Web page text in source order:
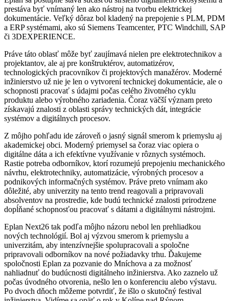
prestáva byť vnímaný len ako nástroj na tvorbu elektrickej
dokumentácie. Veľký dôraz bol kladený na prepojenie s PLM, PDM
a ERP systémami, ako sú Siemens Teamcenter, PTC Windchill, SAP
či 3DEXPERIENCE.
Práve táto oblasť môže byť zaujímavá nielen pre elektrotechnikov a
projektantov, ale aj pre konštruktérov, automatizérov,
technologických pracovníkov či projektových manažérov. Moderné
inžinierstvo už nie je len o vytvorení technickej dokumentácie, ale o
schopnosti pracovať s údajmi počas celého životného cyklu
produktu alebo výrobného zariadenia. Čoraz väčší význam preto
získavajú znalosti z oblasti správy technických dát, integrácie
systémov a digitálnych procesov.
Z môjho pohľadu ide zároveň o jasný signál smerom k priemyslu aj
akademickej obci. Moderný priemysel sa čoraz viac opiera o
digitálne dáta a ich efektívne využívanie v rôznych systémoch.
Rastie potreba odborníkov, ktorí rozumejú prepojeniu mechanického
návrhu, elektrotechniky, automatizácie, výrobných procesov a
podnikových informačných systémov. Práve preto vnímam ako
dôležité, aby univerzity na tento trend reagovali a pripravovali
absolventov na prostredie, kde budú technické znalosti prirodzene
dopĺňané schopnosťou pracovať s dátami a digitálnymi nástrojmi.
Eplan Next26 tak podľa môjho názoru nebol len prehliadkou
nových technológií. Bol aj výzvou smerom k priemyslu a
univerzitám, aby intenzívnejšie spolupracovali a spoločne
pripravovali odborníkov na nové požiadavky trhu. Ďakujeme
spoločnosti Eplan za pozvanie do Mníchova a za možnosť
nahliadnuť do budúcnosti digitálneho inžinierstva. Ako zaznelo už
počas úvodného otvorenia, nešlo len o konferenciu alebo výstavu.
Po dvoch dňoch môžeme potvrdiť, že išlo o skutočný festival